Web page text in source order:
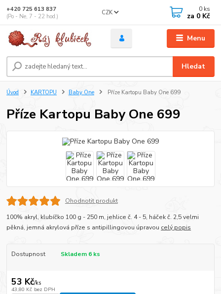
Menu
CZK
Hledat
+420 725 613 837
(Po - Ne, 7 - 22 hod.)
0 ks
za 0 Kč
Úvod KARTOPU Baby One Příze Kartopu Baby One 699
Příze Kartopu Baby One 699
Ohodnotit produkt
100% akryl, klubíčko 100 g - 250 m, jehlice č. 4 - 5, háček č. 2,5 velmi
pěkná, jemná akrylová příze s antipillingovou úpravou celý popis
Dostupnost Skladem 6 ks
53 Kč/ks
43,80 Kč bez DPH